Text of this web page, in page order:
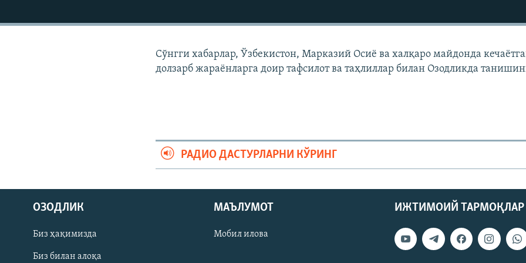
На русском
ИЖТИМОИЙ ТАРМОҚЛАР
Сўнгги хабарлар, Ўзбекистон, Марказий Осиë ва халқаро майдонда
долзарб жараëнларга доир тафсилот ва таҳлиллар билан Озодликда
РАДИО ДАСТУРЛАРНИ КЎРИНГ
ИЖТИМОИЙ ТАРМОҚЛАР
ОЗОДЛИК
Биз ҳақимизда
Биз билан алоқа
МАЪЛУМОТ
Мобил илова